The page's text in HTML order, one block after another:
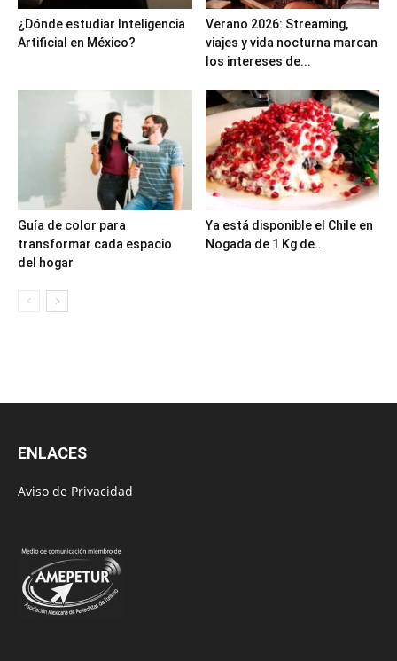
¿Dónde estudiar Inteligencia
Artificial en México?
Verano 2026: Streaming,
viajes y vida nocturna marcan
los intereses de...
Guía de color para
transformar cada espacio
del hogar
Ya está disponible el Chile en
Nogada de 1 Kg de...
ENLACES
Aviso de Privacidad